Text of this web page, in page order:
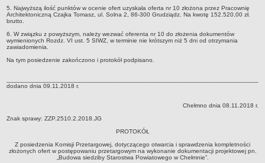
Regulamin Organizacyjny
Druki do pobrania
POWIATOWE CENTRUM POMOCY RODZINIE
Klauzula informacyjna
Projekt 'Rodzina w Centrum'
Powiatowy Zespół ds. Orzekania o Niepełnosprawności
Rodziny zastępcze
5. Najwyższą ilość punktów w ocenie ofert uzyskała oferta nr 10 złożona przez Pracownię
Architektoniczną Czajka Tomasz, ul. Solna 2, 86-300 Grudziądz. Na kwotę 152.520,00 zł.
brutto.
6. W związku z powyższym, należy wezwać oferenta nr 10 do złożenia dokumentów
wymienionych Rozdz. VI ust. 5 SIWZ, w terminie nie krótszym niż 5 dni od otrzymania
zawiadomienia.
Na tym posiedzenie zakończono i protokół podpisano.
dodano dnia 09.11.2018 r.
Chełmno dnia 08.11.2018 r.
Znak sprawy: ZZP.2510.2.2018.JG
PROTOKÓŁ
Z posiedzenia Komisji Przetargowej, dotyczącego otwarcia i sprawdzenia kompletności
złożonych ofert w postępowaniu przetargowym na wykonanie dokumentacji projektowej pn.
„Budowa siedziby Starostwa Powiatowego w Chełmnie”.